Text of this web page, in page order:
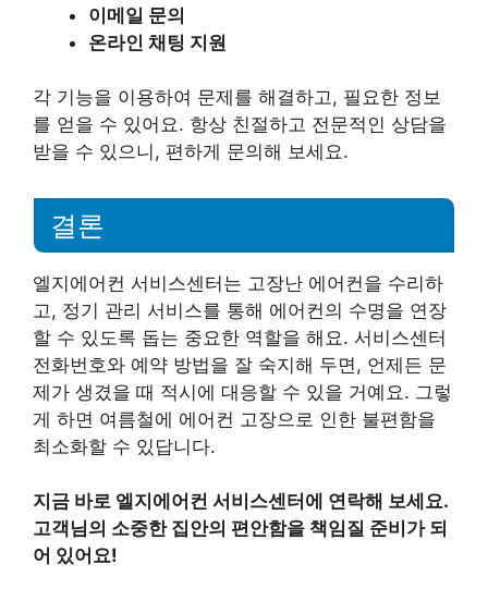
이메일 문의
온라인 채팅 지원
각 기능을 이용하여 문제를 해결하고, 필요한 정보
를 얻을 수 있어요. 항상 친절하고 전문적인 상담을
받을 수 있으니, 편하게 문의해 보세요.
결론
엘지에어컨 서비스센터는 고장난 에어컨을 수리하
고, 정기 관리 서비스를 통해 에어컨의 수명을 연장
할 수 있도록 돕는 중요한 역할을 해요. 서비스센터
전화번호와 예약 방법을 잘 숙지해 두면, 언제든 문
제가 생겼을 때 적시에 대응할 수 있을 거예요. 그렇
게 하면 여름철에 에어컨 고장으로 인한 불편함을
최소화할 수 있답니다.
지금 바로 엘지에어컨 서비스센터에 연락해 보세요.
고객님의 소중한 집안의 편안함을 책임질 준비가 되
어 있어요!